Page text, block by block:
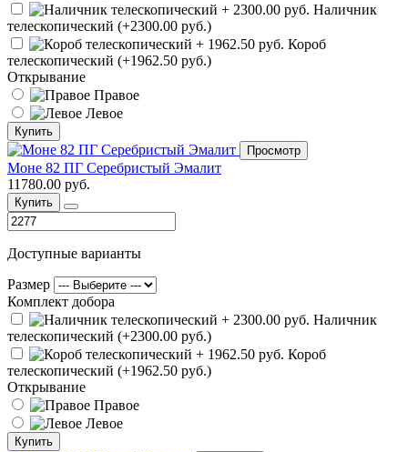
Наличник
телескопический (+2300.00 руб.)
Короб
телескопический (+1962.50 руб.)
Открывание
Правое
Левое
Купить
Просмотр
Моне 82 ПГ Серебристый Эмалит
11780.00 руб.
Купить
Доступные варианты
Размер
Комплект добора
Наличник
телескопический (+2300.00 руб.)
Короб
телескопический (+1962.50 руб.)
Открывание
Правое
Левое
Купить